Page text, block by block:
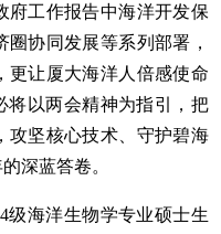
府工作报告中海洋开发保
协同发展等系列部署，
更让厦大海洋人倍感使命
将以两会精神为指引，把
攻坚核心技术、守护碧海
深蓝答卷。
级海洋生物学专业硕士生